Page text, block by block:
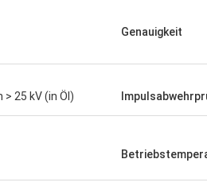
Richard
„XIWUER ist sehr innovativ. Sie
erbracht und untersucht voran
Zukunft hinsichtlich, was wir
Genauigkeit
> 25 kV (in Öl)